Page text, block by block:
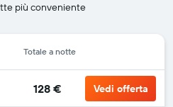
più conveniente
Totale a notte
128 € Vedi offerta